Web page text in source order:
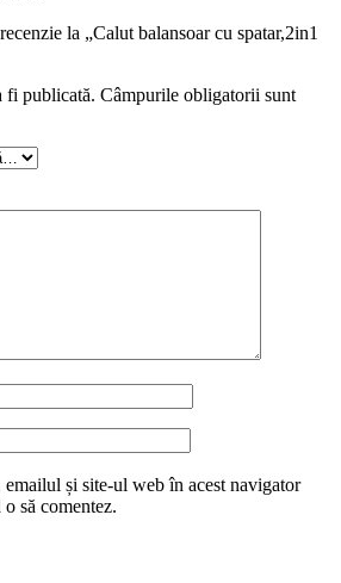
la „Calut balansoar cu spatar,2in1
fi publicată. Câmpurile obligatorii sunt
emailul și site-ul web în acest navigator
să comentez.